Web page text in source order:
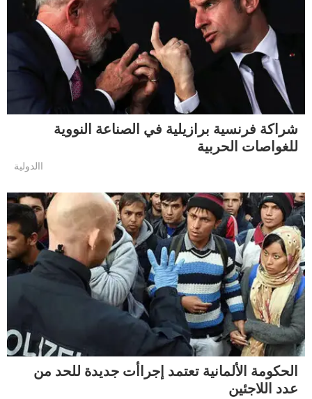
شراكة فرنسية برازيلية في الصناعة النووية
للغواصات الحربية
االدولية
الحكومة الألمانية تعتمد إجراأت جديدة للحد من
عدد اللاجئين